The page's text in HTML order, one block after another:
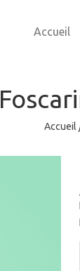
Accueil
Accueil